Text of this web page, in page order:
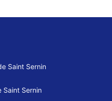
Saint Sernin
Saint Sernin